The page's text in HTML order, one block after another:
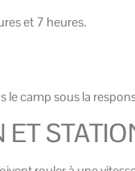
et 7 heures.
le camp sous la
ET